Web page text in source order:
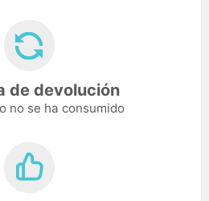
de devolución
no se ha consumido